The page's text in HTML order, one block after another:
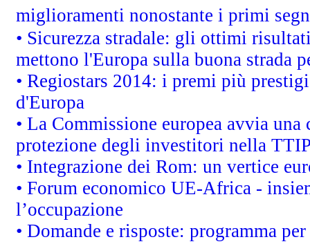
miglioramenti nonostante i primi
• Sicurezza stradale: gli ottimi
mettono l'Europa sulla buona strada
• Regiostars 2014: i premi più
d'Europa
• La Commissione europea avvia
protezione degli investitori nella
• Integrazione dei Rom: un vertice
• Forum economico UE-Africa -
l’occupazione
• Domande e risposte: programma